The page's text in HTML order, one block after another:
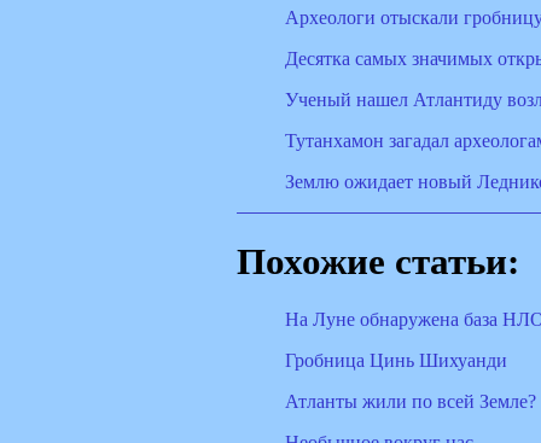
Археологи отыскали
Десятка самых значимых
Ученый нашел Атлантиду
Тутанхамон загадал
Землю ожидает новый
Похожие статьи:
На Луне обнаружена база
Гробница Цинь Шихуанди
Атланты жили по всей Земле?